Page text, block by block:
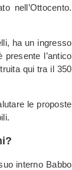
nell’Ottocento.
ha un ingresso
l’antico
qui tra il 350
le proposte
interno Babbo